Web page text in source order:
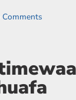
Comments